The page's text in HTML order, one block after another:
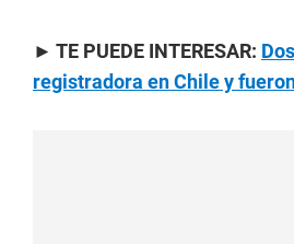
► TE PUEDE INTERESAR:
registradora en Chile y